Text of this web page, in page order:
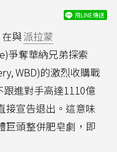
用LINE傳送
與派拉蒙
爭奪華納兄弟探索
WBD)的激烈收購戰
進對手高達1110億
接宣告退出。這意味
巨頭整併肥皂劇，即